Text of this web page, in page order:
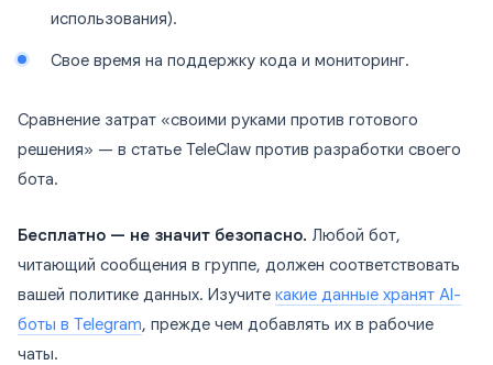
использования).
Свое время на поддержку кода и мониторинг.
Сравнение затрат «своими руками против готового
решения» — в статье TeleClaw против разработки своего
бота.
Бесплатно — не значит безопасно. Любой бот,
читающий сообщения в группе, должен соответствовать
вашей политике данных. Изучите какие данные хранят AI-
боты в Telegram, прежде чем добавлять их в рабочие
чаты.